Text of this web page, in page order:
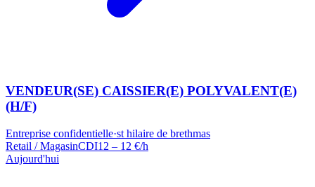
VENDEUR(SE) CAISSIER(E) POLYVALENT(E)
(H/F)
Entreprise confidentielle·st hilaire de brethmas
Retail / MagasinCDI12 – 12 €/h
Aujourd'hui